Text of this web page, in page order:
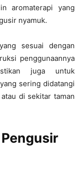
aromaterapi yang
nyamuk.
sesuai dengan
penggunaannya
juga untuk
sering didatangi
di sekitar taman